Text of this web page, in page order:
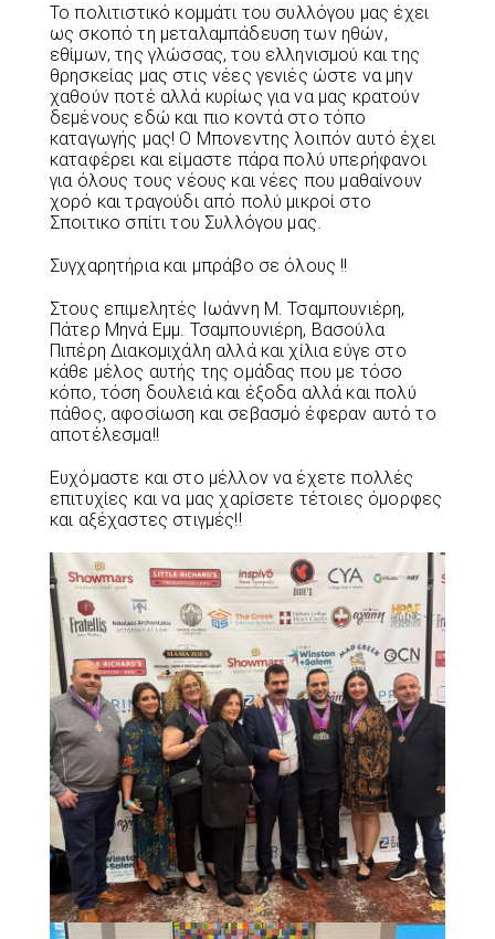
Το πολιτιστικό κομμάτι του συλλόγου μας έχει
ως σκοπό τη μεταλαμπάδευση των ηθών,
εθίμων, της γλώσσας, του ελληνισμού και της
θρησκείας μας στις νέες γενιές ώστε να μην
χαθούν ποτέ αλλά κυρίως για να μας κρατούν
δεμένους εδώ και πιο κοντά στο τόπο
καταγωγής μας! Ο Μπονεντης λοιπόν αυτό έχει
καταφέρει και είμαστε πάρα πολύ υπερήφανοι
για όλους τους νέους και νέες που μαθαίνουν
χορό και τραγούδι από πολύ μικροί στο
Σποιτικο σπίτι του Συλλόγου μας.
Συγχαρητήρια και μπράβο σε όλους !!
Στους επιμελητές Ιωάννη Μ. Τσαμπουνιέρη,
Πάτερ Μηνά Εμμ. Τσαμπουνιέρη, Βασούλα
Πιπέρη Διακομιχάλη αλλά και χίλια εύγε στο
κάθε μέλος αυτής της ομάδας που με τόσο
κόπο, τόση δουλειά και έξοδα αλλά και πολύ
πάθος, αφοσίωση και σεβασμό έφεραν αυτό το
αποτέλεσμα!!
Ευχόμαστε και στο μέλλον να έχετε πολλές
επιτυχίες και να μας χαρίσετε τέτοιες όμορφες
και αξέχαστες στιγμές!!